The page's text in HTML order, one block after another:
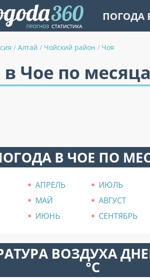
ПОГОДА
/ Алтай / Чойский район / Чоя
в Чое по
В ЧОЕ ПО
АПРЕЛЬ
ИЮЛЬ
МАЙ
АВГУСТ
ИЮНЬ СЕНТЯБРЬ
ВОЗДУХА
°C